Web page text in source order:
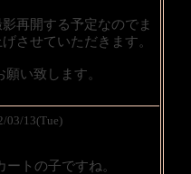
再開する予定なのでま
させていただきます。
い致します。
03/13(Tue)
ートの子ですね。